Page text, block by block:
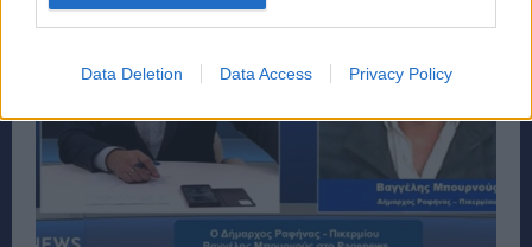
Data Deletion Data Access Privacy Policy